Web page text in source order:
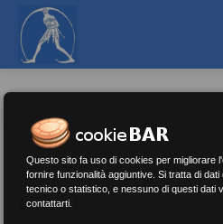
Covid
Questo sito fa uso di cookies per migliorare
fornire funzionalità aggiuntive. Si tratta di
tecnico o statistico, e nessuno di questi dati
contattarti.